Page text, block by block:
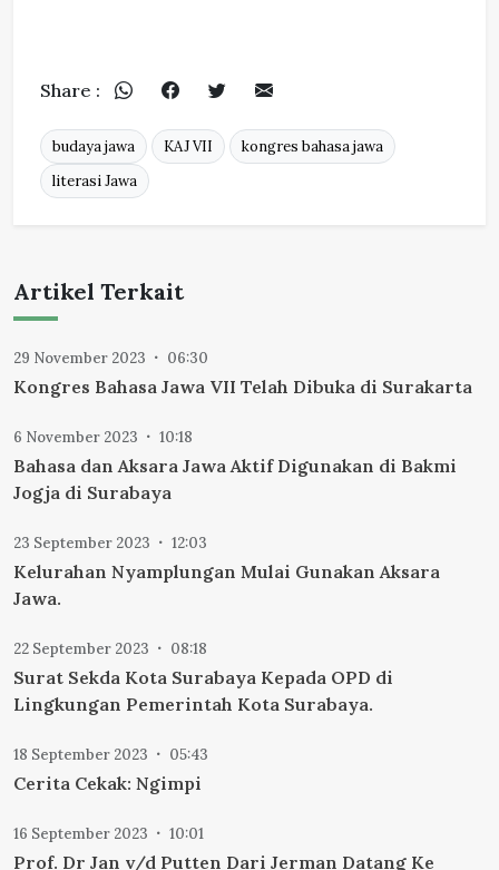
Share :
budaya jawa KAJ VII
kongres bahasa jawa
literasi Jawa
Artikel Terkait
29 November 2023 06:30
Kongres Bahasa Jawa VII Telah Dibuka di Surakarta
6 November 2023 10:18
Bahasa dan Aksara Jawa Aktif Digunakan di Bakmi
Jogja di Surabaya
23 September 2023 12:03
Kelurahan Nyamplungan Mulai Gunakan Aksara
Jawa.
22 September 2023 08:18
Surat Sekda Kota Surabaya Kepada OPD di
Lingkungan Pemerintah Kota Surabaya.
18 September 2023 05:43
Cerita Cekak: Ngimpi
16 September 2023 10:01
Prof. Dr Jan v/d Putten Dari Jerman Datang Ke